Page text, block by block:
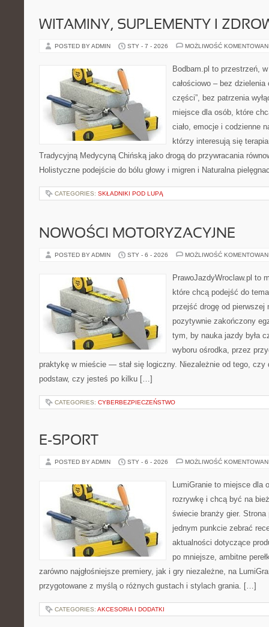
WITAMINY, SUPLEMENTY I
POSTED BY ADMIN STY - 7 - 2026 MOŻLIWOŚĆ
Bodbam.pl to przestrzeń,
całościowo – bez dzielenia
części”, bez patrzenia
miejsce dla osób, które
ciało, emocje i codzienne
którzy interesują się
Tradycyjną Medycyną Chińską jako drogą do przywracania
Holistyczne podejście do bólu głowy i migren i Naturalna
CATEGORIES: SKŁADNIKI POD LUPĄ
NOWOŚCI MOTORYZACYJNE
POSTED BY ADMIN STY - 6 - 2026 MOŻLIWOŚĆ
PrawoJazdyWroclaw.pl to
które chcą podejść do
przejść drogę od pierwszej
pozytywnie zakończony
tym, by nauka jazdy była
wyboru ośrodka, przez
praktykę w mieście — stał się logiczny. Niezależnie od tego,
podstaw, czy jesteś po kilku […]
CATEGORIES: CYBERBEZPIECZEŃSTWO
E-SPORT
POSTED BY ADMIN STY - 6 - 2026 MOŻLIWOŚĆ
LumiGranie to miejsce dla
rozrywkę i chcą być na
świecie branży gier. Strona
jednym punkcie zebrać
aktualności dotyczące
po mniejsze, ambitne
zarówno najgłośniejsze premiery, jak i gry niezależne, na
przygotowane z myślą o różnych gustach i stylach grania. […]
CATEGORIES: AKCESORIA I DODATKI